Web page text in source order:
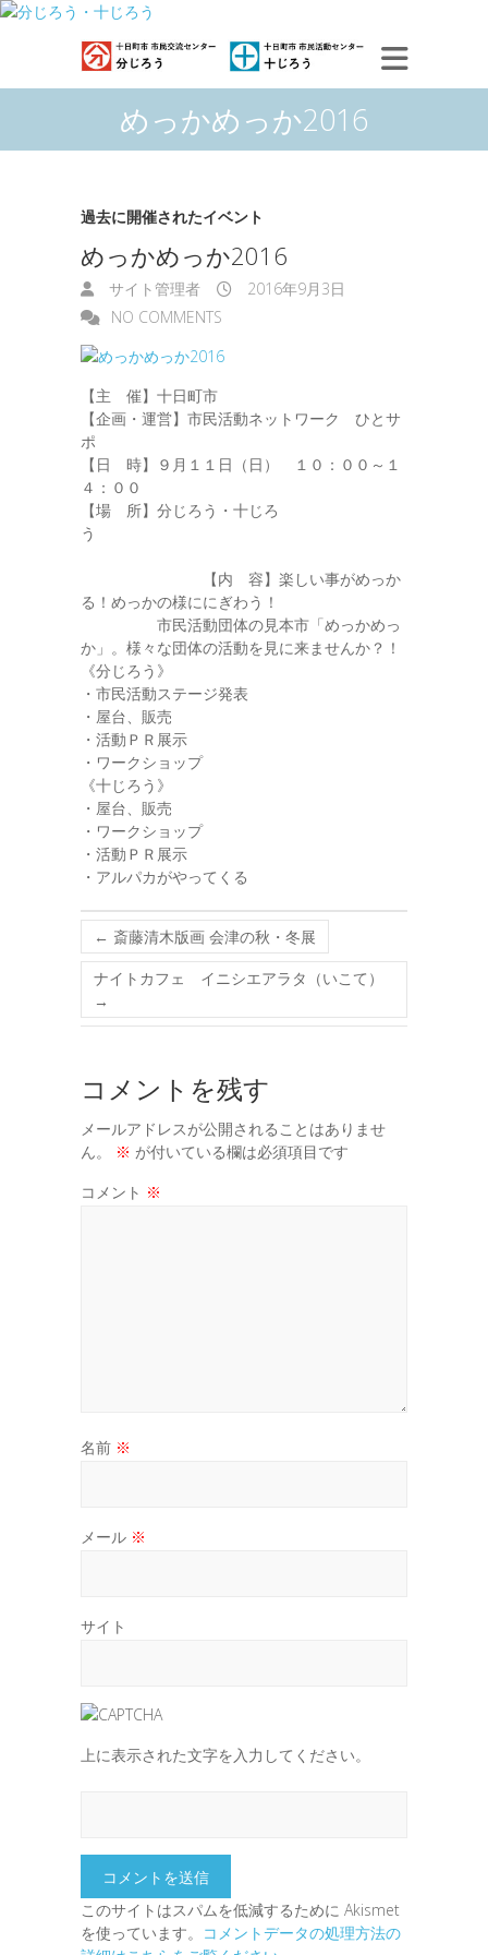
めっかめっか2016
過去に開催されたイベント
めっかめっか2016
サイト管理者
2016年9月3日
NO COMMENTS
【主 催】十日町市
【企画・運営】市民活動ネットワーク ひとサ
ポ
【日 時】９月１１日（日） １０：００～１
４：００
【場 所】分じろう・十じろ
う
【内 容】楽しい事がめっか
る！めっかの様ににぎわう！
市民活動団体の見本市「めっかめっ
か」。様々な団体の活動を見に来ませんか？！
《分じろう》
・市民活動ステージ発表
・屋台、販売
・活動ＰＲ展示
・ワークショップ
《十じろう》
・屋台、販売
・ワークショップ
・活動ＰＲ展示
・アルパカがやってくる
← 斎藤清木版画 会津の秋・冬展
ナイトカフェ イニシエアラタ（いこて）
→
コメントを残す
メールアドレスが公開されることはありませ
ん。
※ が付いている欄は必須項目です
コメント ※
名前 ※
メール ※
サイト
上に表示された文字を入力してください。
このサイトはスパムを低減するために Akismet
を使っています。 コメントデータの処理方法の